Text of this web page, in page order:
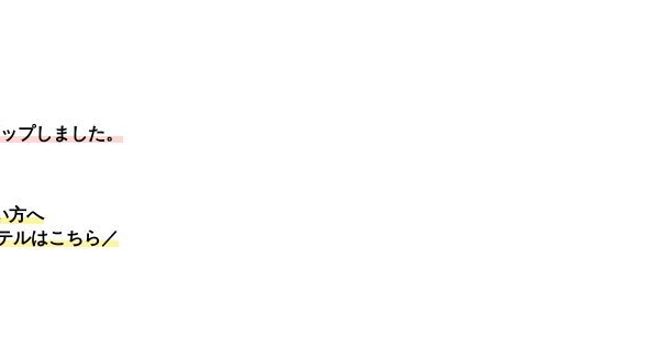
プしました。
方へ
ルはこちら／